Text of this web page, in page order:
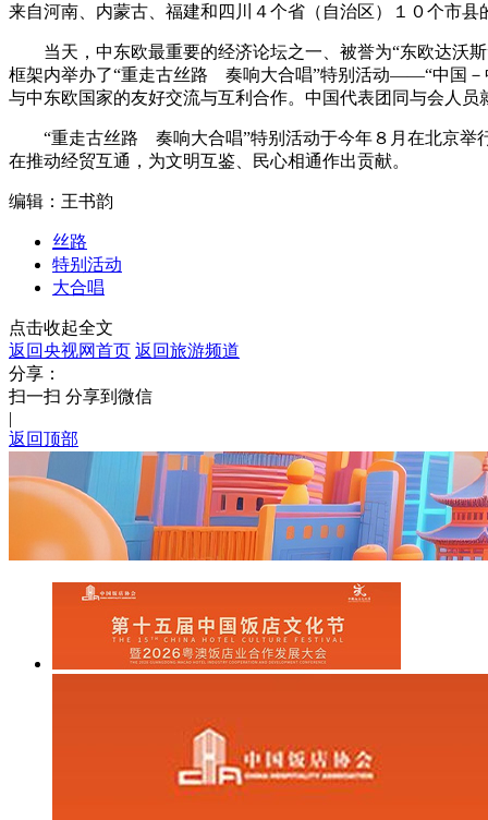
体育 直播 竞猜 2026年世界杯 2026年
VIP会员 CCTV奥林匹克频道 生活体育大会
财经 教育 乡村振兴 生态环境 一带一路
大国智造 大国展会 大国保险 云顶对话
来自河南、内蒙古、福建和四川４个省（自治区）１０个市
当天，中东欧最重要的经济论坛之一、被誉为“东欧达沃斯
框架内举办了“重走古丝路 奏响大合唱”特别活动——“中国－
与中东欧国家的友好交流与互利合作。中国代表团同与会人
“重走古丝路 奏响大合唱”特别活动于今年８月在北京举行
在推动经贸互通，为文明互鉴、民心相通作出贡献。
编辑：王书韵
丝路
特别活动
大合唱
点击收起全文
返回央视网首页 返回旅游频道
分享：
扫一扫 分享到微信
|
返回顶部